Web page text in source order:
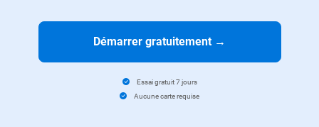
Démarrer gratuitement →
Essai gratuit 7 jours
Aucune carte requise